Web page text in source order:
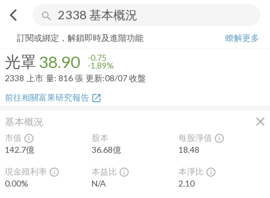
arrow_back_ios search
光罩 38.90-1.89%
訂閱或綁定，解鎖即時及進階功能
瞭解更多
光罩 38.90 -0.75
-1.89%
2338
上市 量: 816張 更新:08/07 收盤
前往相關富果研究報告 open_in_new
基本概況 close
市值 info_outline
142.7億
股本
36.68億
每股淨值 info_outline
18.48
現金殖利率 info_outline
0.00%
本益比 info_outline
N/A
本淨比 info_outline
2.10